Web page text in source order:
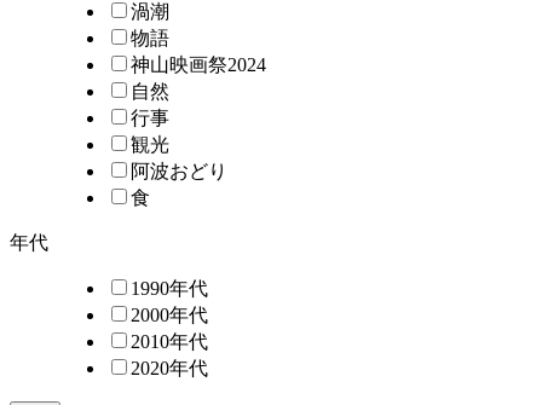
渦潮
物語
神山映画祭2024
自然
行事
観光
阿波おどり
食
年代
1990年代
2000年代
2010年代
2020年代